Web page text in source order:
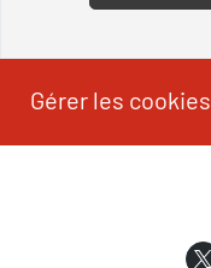
Gérer les cookies